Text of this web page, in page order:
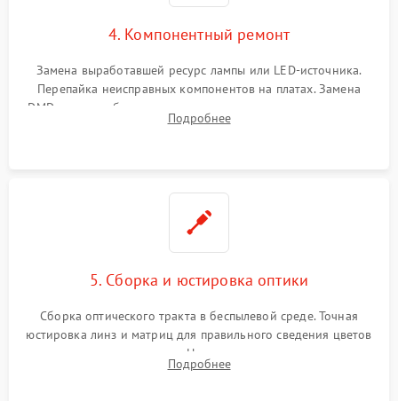
4. Компонентный ремонт
Замена выработавшей ресурс лампы или LED-источника.
Перепайка неисправных компонентов на платах. Замена
DMD-чипа при битых пикселях, установка нового цветового
колеса или восстановление сгоревших поляризационных
Подробнее
5. Сборка и юстировка оптики
Сборка оптического тракта в беспылевой среде. Точная
юстировка линз и матриц для правильного сведения цветов
и устранения размытия. Надежное подключение всех
шлейфов, установка датчиков и закрытие корпуса
Подробнее